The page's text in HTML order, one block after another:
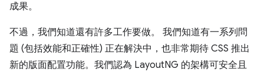
成果。
不過，我們知道還有許多工作要做。 我們知道有一系列問
題 (包括效能和正確性) 正在解決中，也非常期待 CSS 推出
新的版面配置功能。我們認為 LayoutNG 的架構可安全且